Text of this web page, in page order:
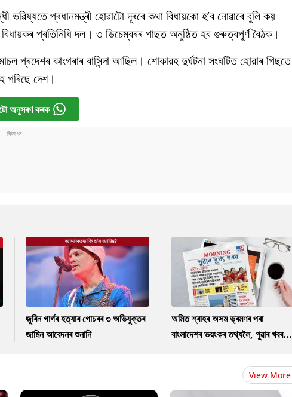
ভৱিষ্যতে প্ৰধানমন্ত্ৰী হোৱাটো দূৰৰে কথা বিধায়কো হ’ব নোৱাৰে বুলি কয়
প্ৰতিনিধি দল। ৩ ডিচেম্বৰৰ পাছত অনুষ্ঠিত হব গুৰুত্বপূৰ্ণ বৈঠক।
প্ৰদেশৰ কাংগৰাৰ বাসিন্দা আছিল। শোকাৱহ দুৰ্ঘটনা সংঘটিত হোৱাৰ পিছতে
পৰিছে দেশ।
অনুসৰণ কৰক
জুবিন গাৰ্গৰ হত্যাৰ গোচৰৰ ৩ অভিযুক্তৰ
জামিন আবেদনৰ শুনানি
অমিত শ্বাহৰ অসম ভ্ৰমণৰ পৰা
বাংলাদেশৰ ভয়ংকৰ তথ্যলৈ, পুৱাৰ খবৰ...
View More